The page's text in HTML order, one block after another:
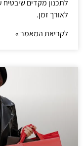
לתכנון מקדים שיבטיח
לאורך זמן.
לקריאת המאמר »